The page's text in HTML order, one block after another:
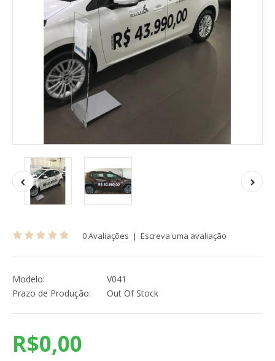
0 Avaliações | Escreva uma avaliação
Modelo:
V041
Prazo de Produção:
Out Of Stock
R$0,00